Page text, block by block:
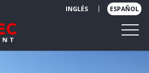
INGLÉS | ESPAÑOL